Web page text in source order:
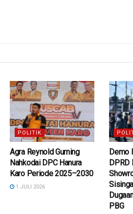
POLITIK
Agra Reynold Gurning
Nahkodai DPC Hanura
Karo Periode 2025–2030
1 JULI 2026
Demo
DPRD
PBG